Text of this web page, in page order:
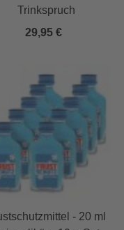
Trinkspruch
29,95 €
- 20 ml